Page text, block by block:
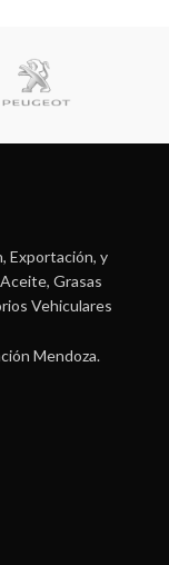
Exportación, y
Grasas
Vehiculares
Mendoza.